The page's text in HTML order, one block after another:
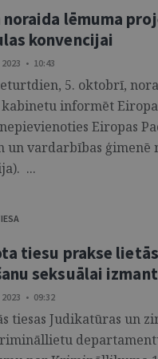
noraida lēmuma
konvencijai
2023 • 10:43
5. oktobrī,
informēt
Eiropas
un vardarbības ģimenē
...
tiesu prakse
seksuālai
2023 • 09:32
tiesas Judikatūras un